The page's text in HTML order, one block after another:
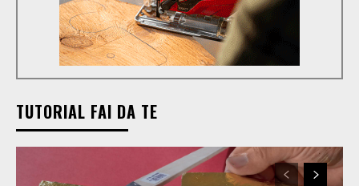
TUTORIAL FAI DA TE